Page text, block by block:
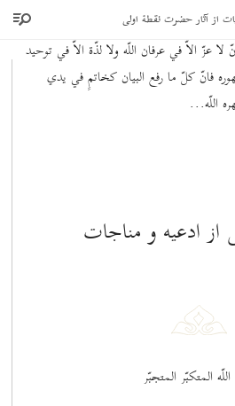
از آثار حضرت نقطۀ اولی
انا بذلك لافتخرنّ على من في ملكوت
عزّ الاّ في عرفان اللّه ولا لذّة الاّ في توحيد
فانّ كلّ ما رفع البيان كخاتمٍ في يدي
اللّه...
ادعيه و مناجات
المتكبّر المتجبّر